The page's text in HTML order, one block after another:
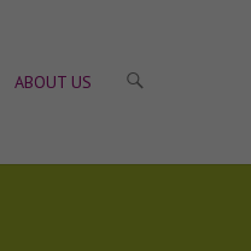
ABOUT US